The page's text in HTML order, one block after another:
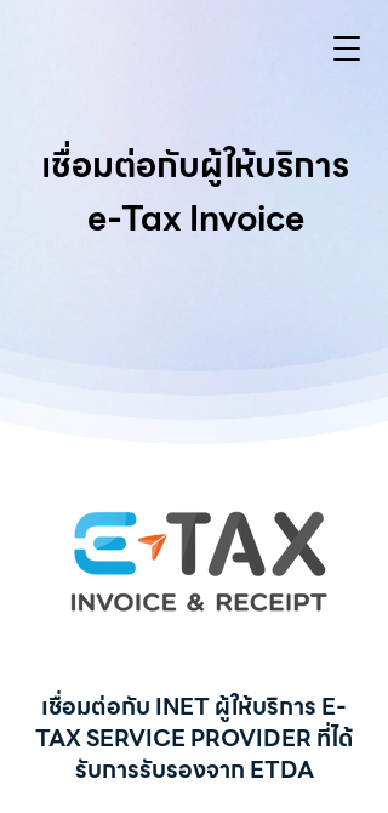
เชื่อมต่อกับผู้ให้บริการ
e-Tax Invoice
เชื่อมต่อกับ INET ผู้ให้บริการ E-
TAX SERVICE PROVIDER ที่ได้
รับการรับรองจาก ETDA